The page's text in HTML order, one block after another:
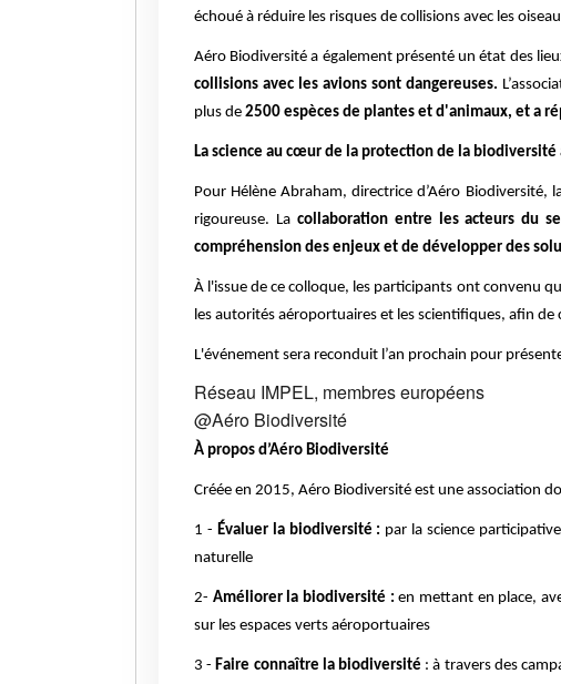
échoué à réduire les risques de collisions avec les
Aéro Biodiversité a également présenté un état des
collisions avec les avions sont dangereuses.
plus de 2500 espèces de plantes et d'animaux, et a
La science au cœur de la protection de la
Pour Hélène Abraham, directrice d’Aéro
rigoureuse. Lacollaboration entre les acteurs du
compréhension des enjeux et de développer des
À l'issue de ce colloque, les participants ont convenu
les autorités aéroportuaires et les scientifiques, afin
L'événement sera reconduit l’an prochain pour
Réseau IMPEL, membres européens
@Aéro Biodiversité
À propos d’Aéro Biodiversité
Créée en 2015, Aéro Biodiversité est une association
1 - Évaluer la biodiversité : par la science
naturelle
2- Améliorer la biodiversité : en mettant en place,
sur les espaces verts aéroportuaires
3 -Faire connaître la biodiversité : à travers des